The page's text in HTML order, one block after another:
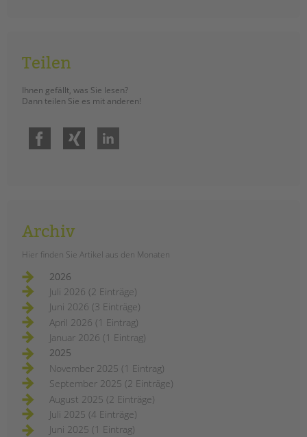
Impressum
Hinweisgebersystem
Teilen
Ihnen gefällt, was Sie lesen?
Dann teilen Sie es mit anderen!
Facebook
Archiv
Hier finden Sie Artikel aus den Monaten
2026
Juli 2026 (2 Einträge)
Juni 2026 (3 Einträge)
April 2026 (1 Eintrag)
Januar 2026 (1 Eintrag)
2025
November 2025 (1 Eintrag)
September 2025 (2 Einträge)
August 2025 (2 Einträge)
Juli 2025 (4 Einträge)
Juni 2025 (1 Eintrag)